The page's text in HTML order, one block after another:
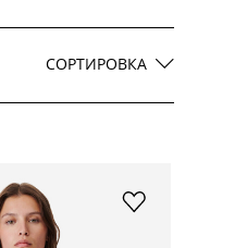
HIDA
СОРТИРОВКА